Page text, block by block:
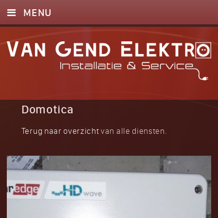
MENU
DIENSTEN
CONTACT
Domotica
Terug naar overzichtvan alle diensten.